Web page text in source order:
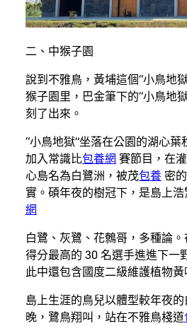
二、中猴子園
說到不雅鳥，黃埔這個“小鳥地
猴子園里，巴金筆下的“小鳥地
刻了出來。
“小鳥地獄”坐落在公園的湖心
加入常識比包養網 賽節目，在
心島名為白鷺洲，被茂包養 密
實。碩年夜的樹冠下，是島上浩
網
白鷺、灰鷺、花鷯哥，多種論。
得分最高的 30 名選手進進下一
此中還包含國度二級維護植物黃
島上生涯的鳥兒以體型較年夜
晚，鷺鳥翔叫，站在不雅鳥棧道